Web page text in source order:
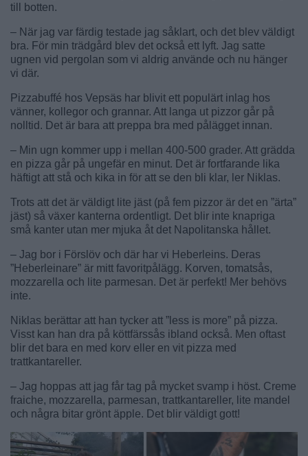
till botten.
– När jag var färdig testade jag såklart, och det blev väldigt
bra. För min trädgård blev det också ett lyft. Jag satte
ugnen vid pergolan som vi aldrig använde och nu hänger
vi där.
Pizzabuffé hos Vepsäs har blivit ett populärt inlag hos
vänner, kollegor och grannar. Att langa ut pizzor går på
nolltid. Det är bara att preppa bra med pålägget innan.
– Min ugn kommer upp i mellan 400-500 grader. Att grädda
en pizza går på ungefär en minut. Det är fortfarande lika
häftigt att stå och kika in för att se den bli klar, ler Niklas.
Trots att det är väldigt lite jäst (på fem pizzor är det en ”ärta”
jäst) så växer kanterna ordentligt. Det blir inte knapriga
små kanter utan mer mjuka åt det Napolitanska hållet.
– Jag bor i Förslöv och där har vi Heberleins. Deras
”Heberleinare” är mitt favoritpålägg. Korven, tomatsås,
mozzarella och lite parmesan. Det är perfekt! Mer behövs
inte.
Niklas berättar att han tycker att ”less is more” på pizza.
Visst kan han dra på köttfärssås ibland också. Men oftast
blir det bara en med korv eller en vit pizza med
trattkantareller.
– Jag hoppas att jag får tag på mycket svamp i höst. Creme
fraiche, mozzarella, parmesan, trattkantareller, lite mandel
och några bitar grönt äpple. Det blir väldigt gott!